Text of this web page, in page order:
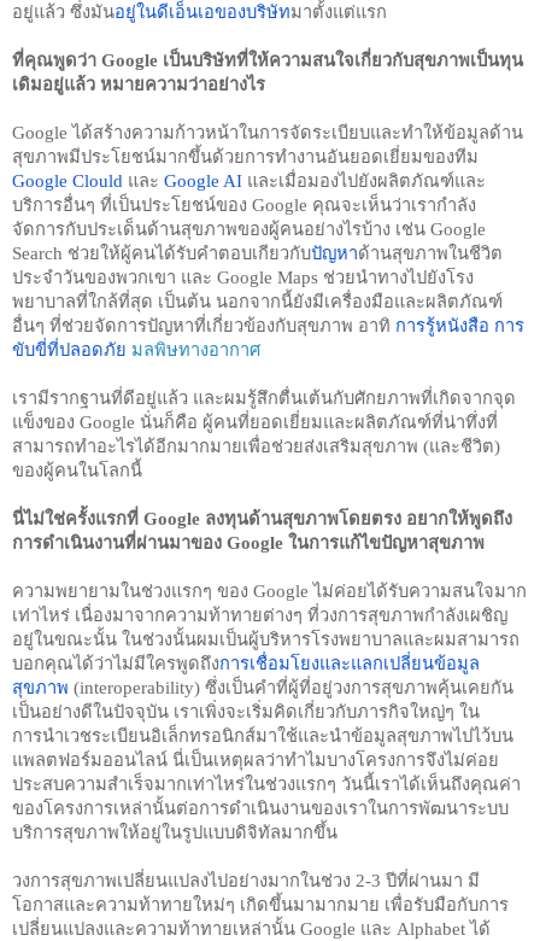
อยู่แล้ว ซึ่งมันอยู่ในดีเอ็นเอของบริษัทมาตั้งแต่แรก
ที่คุณพูดว่า Google เป็นบริษัทที่ให้ความสนใจเกี่ยวกับสุขภาพเป็นทุน
เดิมอยู่แล้ว หมายความว่าอย่างไร
Google ได้สร้างความก้าวหน้าในการจัดระเบียบและทำให้ข้อมูลด้าน
Google Clould และ Google AI และเมื่อมองไปยังผลิตภัณฑ์และ
บริการอื่นๆ ที่เป็นประโยชน์ของ Google คุณจะเห็นว่าเรากำลัง
จัดการกับประเด็นด้านสุขภาพของผู้คนอย่างไรบ้าง เช่น Google
Search ช่วยให้ผู้คนได้รับคำตอบเกียวกับปัญหาด้านสุขภาพในชีวิต
ประจำวันของพวกเขา และ Google Maps ช่วยนำทางไปยังโรง
พยาบาลที่ใกล้ที่สุด เป็นต้น นอกจากนี้ยังมีเครื่องมือและผลิตภัณฑ์
อื่นๆ ที่ช่วยจัดการปัญหาที่เกี่ยวข้องกับสุขภาพ อาทิ การรู้หนังสือ การ
ขับขี่ที่ปลอดภัย มลพิษทางอากาศ
เรามีรากฐานที่ดีอยู่แล้ว และผมรู้สึกตื่นเต้นกับศักยภาพที่เกิดจากจุด
แข็งของ Google นั่นก็คือ ผู้คนที่ยอดเยี่ยมและผลิตภัณฑ์ที่น่าทึ่งที่
สามารถทำอะไรได้อีกมากมายเพื่อช่วยส่งเสริมสุขภาพ (และชีวิต)
ของผู้คนในโลกนี้
นี่ไม่ใช่ครั้งแรกที่ Google ลงทุนด้านสุขภาพโดยตรง อยากให้พูดถึง
การดำเนินงานที่ผ่านมาของ Google ในการแก้ไขปัญหาสุขภาพ
ความพยายามในช่วงแรกๆ ของ Google ไม่ค่อยได้รับความสนใจมาก
เท่าไหร่ เนื่องมาจากความท้าทายต่างๆ ที่วงการสุขภาพกำลังเผชิญ
อยู่ในขณะนั้น ในช่วงนั้นผมเป็นผู้บริหารโรงพยาบาลและผมสามารถ
บอกคุณได้ว่าไม่มีใครพูดถึงการเชื่อมโยงและแลกเปลี่ยนข้อมูล
สุขภาพ (interoperability) ซึ่งเป็นคำที่ผู้ที่อยู่วงการสุขภาพคุ้นเคยกัน
เป็นอย่างดีในปัจจุบัน เราเพิ่งจะเริ่มคิดเกี่ยวกับภารกิจใหญ่ๆ ใน
การนำเวชระเบียนอิเล็กทรอนิกส์มาใช้และนำข้อมูลสุขภาพไปไว้บน
แพลตฟอร์มออนไลน์ นี่เป็นเหตุผลว่าทำไมบางโครงการจึงไม่ค่อย
ประสบความสำเร็จมากเท่าไหร่ในช่วงแรกๆ วันนี้เราได้เห็นถึงคุณค่า
ของโครงการเหล่านั้นต่อการดำเนินงานของเราในการพัฒนาระบบ
บริการสุขภาพให้อยู่ในรูปแบบดิจิทัลมากขึ้น
วงการสุขภาพเปลี่ยนแปลงไปอย่างมากในช่วง 2-3 ปีที่ผ่านมา มี
โอกาสและความท้าทายใหม่ๆ เกิดขึ้นมามากมาย เพื่อรับมือกับการ
เปลี่ยนแปลงและความท้าทายเหล่านั้น Google และ Alphabet ได้